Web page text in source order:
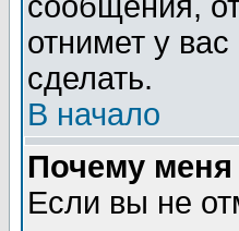
отнимет у
сделать.
В начало
Почему меня
Если вы не